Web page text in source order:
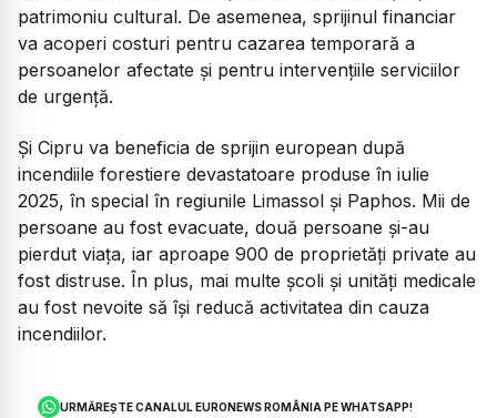
patrimoniu cultural. De asemenea, sprijinul financiar
va acoperi costuri pentru cazarea temporară a
persoanelor afectate și pentru intervențiile serviciilor
de urgență.
Și Cipru va beneficia de sprijin european după
incendiile forestiere devastatoare produse în iulie
2025, în special în regiunile Limassol și Paphos. Mii de
persoane au fost evacuate, două persoane și-au
pierdut viața, iar aproape 900 de proprietăți private au
fost distruse. În plus, mai multe școli și unități medicale
au fost nevoite să își reducă activitatea din cauza
incendiilor.
URMĂREȘTE CANALUL EURONEWS ROMÂNIA PE WHATSAPP!